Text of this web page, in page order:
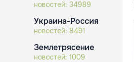
новостей: 34989
Украина-Россия
новостей: 8491
Землетрясение
новостей: 1009